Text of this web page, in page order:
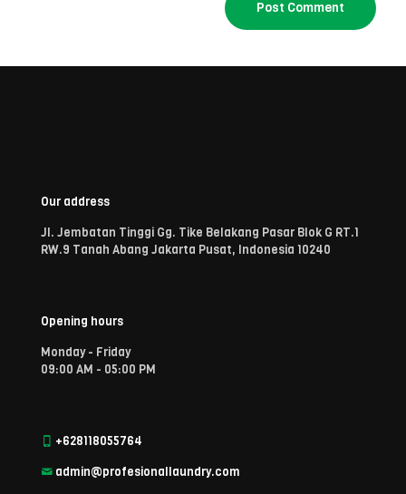
Our address
Jl. Jembatan Tinggi Gg. Tike Belakang Pasar Blok G RT.1
RW.9 Tanah Abang Jakarta Pusat, Indonesia 10240
Opening hours
Monday - Friday
09:00 AM - 05:00 PM
+628118055764
admin@profesionallaundry.com